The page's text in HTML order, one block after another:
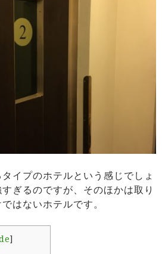
イプのホテルという感じでしょ
ぎるのですが、そのほかは取り
はないホテルです。
]